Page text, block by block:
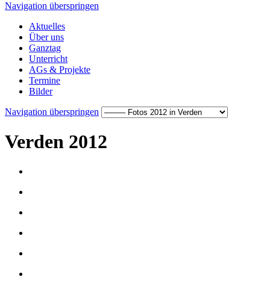
Navigation überspringen
Aktuelles
Über uns
Ganztag
Unterricht
AGs & Projekte
Termine
Bilder
Navigation überspringen
Verden 2012